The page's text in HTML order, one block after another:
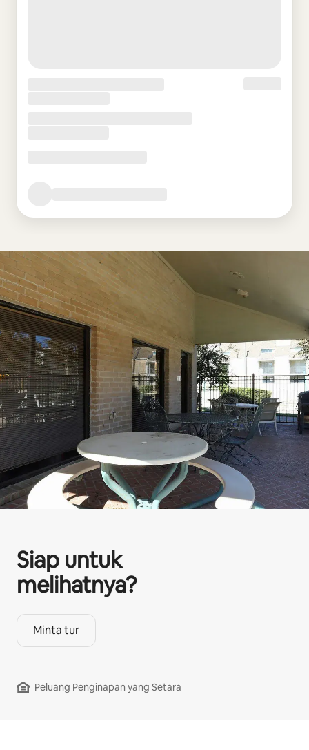
Siap untuk
melihatnya?
Minta tur
Peluang Penginapan yang Setara